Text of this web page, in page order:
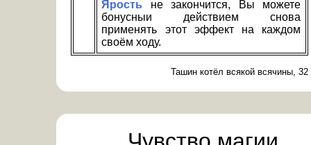
Ярость не закончится, Вы можете
бонусныи действием снова
применять этот эффект на каждом
своём ходу.
Ташин котёл всякой всячины, 32